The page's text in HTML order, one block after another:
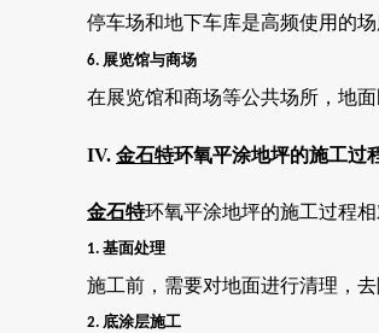
停车场和地下车库是高频使用的场
6. 展览馆与商场
在展览馆和商场等公共场所，地
IV. 金石特环氧平涂地坪的施工过
金石特环氧平涂地坪的施工过程
1. 基面处理
施工前，需要对地面进行清理，
2. 底涂层施工